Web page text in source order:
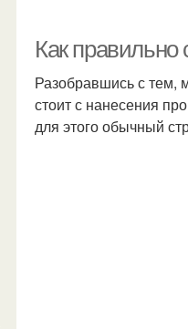
Как правильно
Разобравшись с тем,
стоит с нанесения
для этого обычный